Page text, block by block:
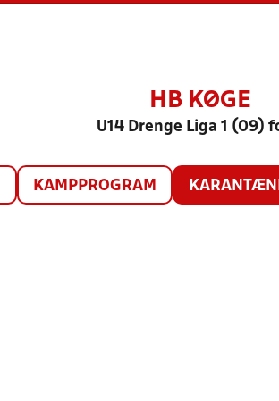
HB KØGE
U14 Drenge Liga 1 (09)
KAMPPROGRAM